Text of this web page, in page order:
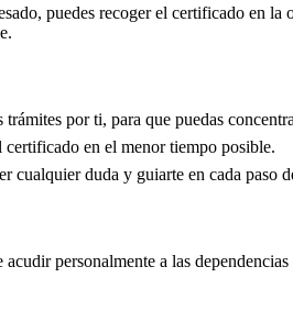
puedes recoger el certificado en
por ti, para que puedas
en el menor tiempo posible.
cualquier duda y guiarte en cada paso
personalmente a las